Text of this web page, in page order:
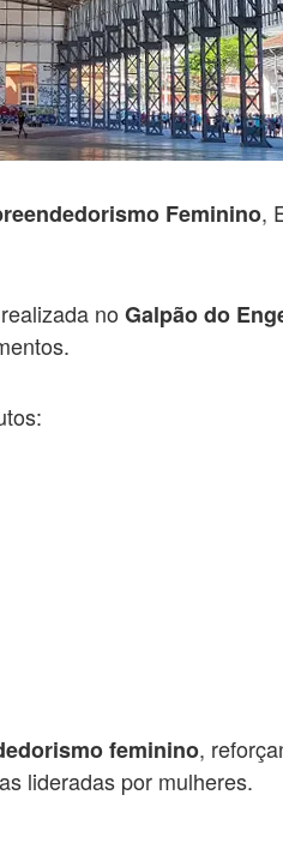
Feminino,
no Galpão do
feminino,
lideradas por mulheres.